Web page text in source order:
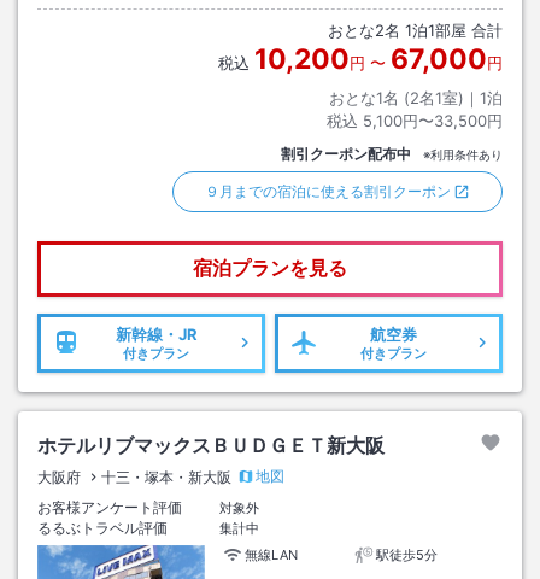
おとな2名 1泊1部屋 合計
税込 10,200円 〜 67,000円
おとな1名 (2名1室)｜ 1泊
税込 5,100円〜33,500円
割引クーポン配布中 ※利用条件あり
９月までの宿泊に使える割引クーポン
宿泊プランを見る
新幹線・JR
付きプラン
航空券
付きプラン
ホテルリブマックスＢＵＤＧＥＴ新大阪
大阪府 十三・塚本・新大阪
地図
お客様アンケート評価
対象外
るるぶトラベル評価
集計中
無線LAN
駅徒歩5分